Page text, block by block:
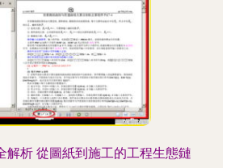
解析 從圖紙到施工的工程生態鏈